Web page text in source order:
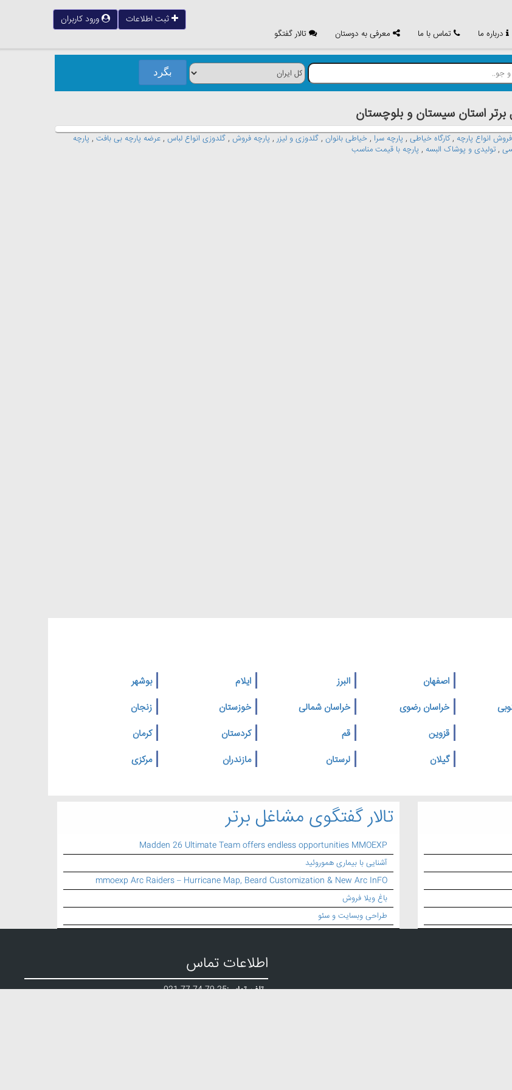
درباره ما تماس با ما معرفی به دوستان تالار گفتگو
ثبت اطلاعات ورود کاربران
استان سيستان و بلوچستان
انواع پارچه ,کارگاه خیاطی , پارچه سرا , خیاطی بانوان , گلدوزی و لیزر , پارچه فروش , گلدوزی انواع لباس , عرضه پارچه بی بافت , پارچه
, تولیدی و پوشاک البسه , پارچه با قیمت مناسب
اصفهان البرز ایلام
بوشهر
خراسان رضوی خراسان شمالی خوزستان
زنجان
قزوین قم کردستان
کرمان
گیلان لرستان مازندران
مرکزی
تالار گفتگوی مشاغل برتر
Madden 26 Ultimate Team offers endless opportunities MMOEXP
آشنایی با بیماری هموروئید
mmoexp Arc Raiders – Hurricane Map, Beard Customization & New Arc InFO
باغ ویلا فروش
طراحی وبسایت و سئو
اطلاعات تماس
تلفن تماس:021 77 74 79 25